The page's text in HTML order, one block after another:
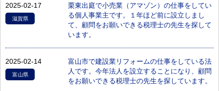
2025-02-17
滋賀県
栗東出庭で小売業（アマゾン）の仕事をしてい
る個人事業主です。１年ほど前に設立しまし
て、顧問をお願いできる税理士の先生を探して
います。
2025-02-14
富山県
富山市で建設業リフォームの仕事をしている法
人です。今年法人を設立することになり、顧問
をお願いできる税理士の先生を探しています。